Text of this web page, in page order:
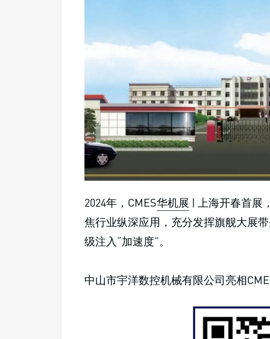
2024年，CMES华机展 | 上海开春首展
焦行业纵深应用，充分发挥旗舰大展
级注入“加速度”。
中山市宇洋数控机械有限公司亮相